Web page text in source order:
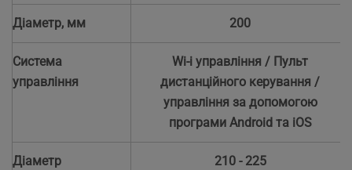
Діаметр, мм 200
Система
управління
Wi-i управління / Пульт
дистанційного керування /
управління за допомогою
програми Android та iOS
Діаметр
210 - 225